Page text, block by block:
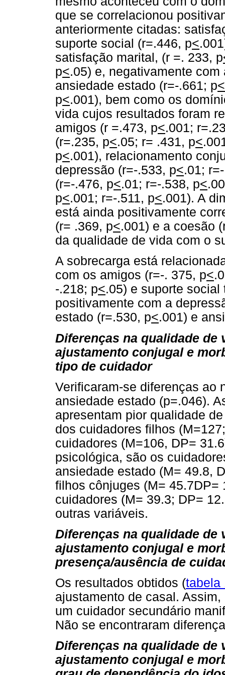
que se correlacionou
anteriormente citadas:
suporte social (r=.446, p<
satisfação marital, (r =. 233, p
p<.05) e, negativamente
ansiedade estado (r=-.661; p<
p<.001), bem como os
vida cujos resultados foram
amigos (r =.473, p<.001;
(r=.235, p<.05; r= .431, p<
p<.001), relacionamento
depressão (r=-.533, p<.01;
(r=-.476, p<.01; r=-.538, p<
p<.001; r=-.511, p<.001). A
está ainda positivamente
(r= .369, p<.001) e a coesão
da qualidade de vida com o
A sobrecarga está
com os amigos (r=-. 375, p<
-.218; p<.05) e suporte social
positivamente com a
estado (r=.530, p<.001) e
Diferenças na qualidade
ajustamento conjugal e
tipo de cuidador
Verificaram-se diferenças ao
ansiedade estado (p=.046).
apresentam pior qualidade
dos cuidadores filhos
cuidadores (M=106, DP=
psicológica, são os
ansiedade estado (M= 49.8,
filhos cônjuges (M= 45.7DP=
cuidadores (M= 39.3; DP=
outras variáveis.
Diferenças na qualidade
ajustamento conjugal e
presença/ausência de
Os resultados obtidos (tabela
ajustamento de casal.
um cuidador secundário
Não se encontraram
Diferenças na qualidade
ajustamento conjugal e